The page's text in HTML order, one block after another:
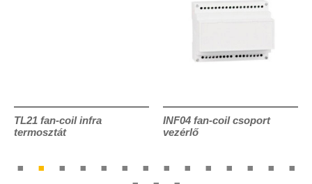
TL21 fan-coil infra
termosztát
INF04 fan-coil csoport
vezérlő